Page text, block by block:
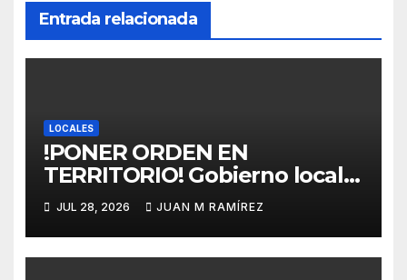
Entrada relacionada
LOCALES
!PONER ORDEN EN
TERRITORIO! Gobierno local
garantiza que el Plan de
Ordenamiento Territorial no
perjudicará a ningún sector
de Verón-Punta Cana
JUL 28, 2026 JUAN M RAMÍREZ